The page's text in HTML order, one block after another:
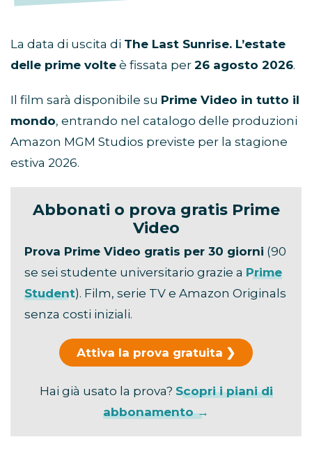
La data di uscita di The Last Sunrise. L’estate
delle prime volte è fissata per 26 agosto 2026.
Il film sarà disponibile su Prime Video in tutto il
mondo, entrando nel catalogo delle produzioni
Amazon MGM Studios previste per la stagione
estiva 2026.
Abbonati o prova gratis Prime
Video
Prova Prime Video gratis per 30 giorni (90
se sei studente universitario grazie a Prime
Student). Film, serie TV e Amazon Originals
senza costi iniziali.
Attiva la prova gratuita
Hai già usato la prova? Scopri i piani di
abbonamento →